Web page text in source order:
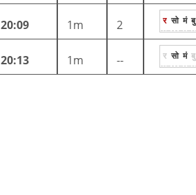
20:09 1m 2 र सो मं बु
20:13 1m -- र सो मं बु